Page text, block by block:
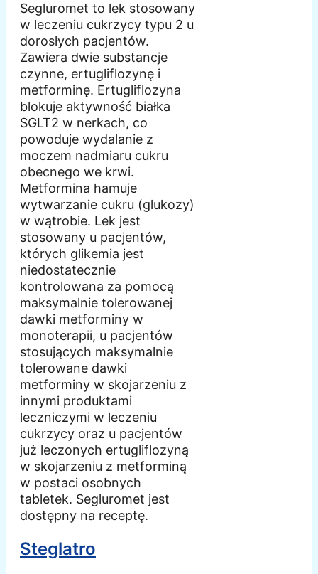
Segluromet to lek stosowany
w leczeniu cukrzycy typu 2 u
dorosłych pacjentów.
Zawiera dwie substancje
czynne, ertugliflozynę i
metforminę. Ertugliflozyna
blokuje aktywność białka
SGLT2 w nerkach, co
powoduje wydalanie z
moczem nadmiaru cukru
obecnego we krwi.
Metformina hamuje
wytwarzanie cukru (glukozy)
w wątrobie. Lek jest
stosowany u pacjentów,
których glikemia jest
niedostatecznie
kontrolowana za pomocą
maksymalnie tolerowanej
dawki metforminy w
monoterapii, u pacjentów
stosujących maksymalnie
tolerowane dawki
metforminy w skojarzeniu z
innymi produktami
leczniczymi w leczeniu
cukrzycy oraz u pacjentów
już leczonych ertugliflozyną
w skojarzeniu z metforminą
w postaci osobnych
tabletek. Segluromet jest
dostępny na receptę.
Steglatro